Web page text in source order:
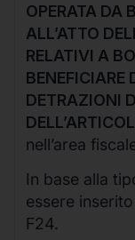
OPERATA DA
ALL’ATTO
RELATIVI A
BENEFICIARE
DETRAZIONI
nell’area
In base alla
essere
F24.